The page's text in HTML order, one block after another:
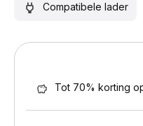
Compatibele lader
Tot 70% korting